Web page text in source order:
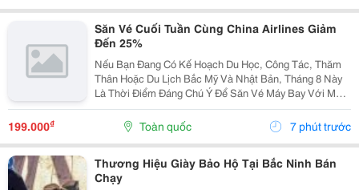
Săn Vé Cuối Tuần Cùng China Airlines Giảm
Đến 25%
Nếu Bạn Đang Có Kế Hoạch Du Học, Công Tác, Thăm
Thân Hoặc Du Lịch Bắc Mỹ Và Nhật Bản, Tháng 8 Này
Là Thời Điểm Đáng Chú Ý Để Săn Vé Máy Bay Với Mức
Giá Ưu Đãi. China Airlines Triển Khai Chương Trình Ưu
Đãi Cuối Tuần Giảm Đến 25% Cho Một Số Hành Trình...
199.000₫ Toàn quốc 7 phút trước
Thương Hiệu Giày Bảo Hộ Tại Bắc Ninh Bán
Chạy